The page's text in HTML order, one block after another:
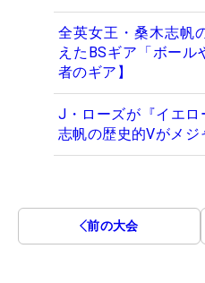
全英女王・桑木志
えたBSギア「ボー
者のギア】
J・ローズが『イエ
志帆の歴史的Vがメ
前の大会